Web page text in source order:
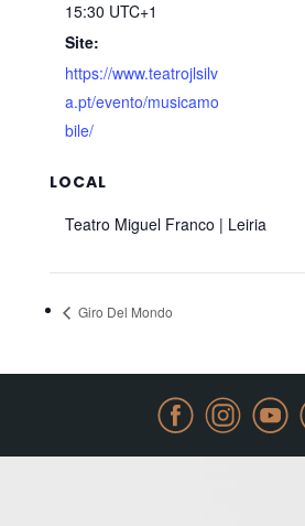
15:30 UTC+1
Site:
https://www.teatrojlsilv
a.pt/evento/musicamo
bile/
LOCAL
Teatro Miguel Franco | Leiria
Giro Del Mondo